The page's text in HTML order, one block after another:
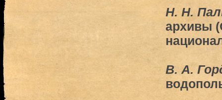
Н. Н.
архивы
В. А.